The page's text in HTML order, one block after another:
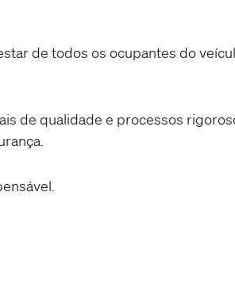
de todos os ocupantes do
de qualidade e processos